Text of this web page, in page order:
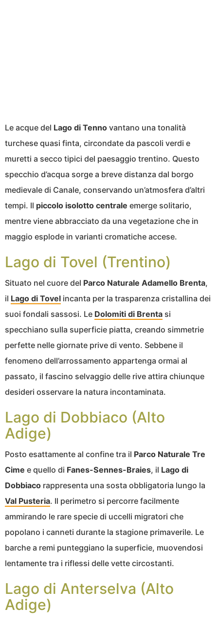
Le acque del Lago di Tenno vantano una tonalità
turchese quasi finta, circondate da pascoli verdi e
muretti a secco tipici del paesaggio trentino. Questo
specchio d’acqua sorge a breve distanza dal borgo
medievale di Canale, conservando un’atmosfera d’altri
tempi. Il piccolo isolotto centrale emerge solitario,
mentre viene abbracciato da una vegetazione che in
maggio esplode in varianti cromatiche accese.
Lago di Tovel (Trentino)
Situato nel cuore del Parco Naturale Adamello Brenta,
il Lago di Tovel incanta per la trasparenza cristallina dei
suoi fondali sassosi. Le Dolomiti di Brenta si
specchiano sulla superficie piatta, creando simmetrie
perfette nelle giornate prive di vento. Sebbene il
fenomeno dell’arrossamento appartenga ormai al
passato, il fascino selvaggio delle rive attira chiunque
desideri osservare la natura incontaminata.
Lago di Dobbiaco (Alto
Adige)
Posto esattamente al confine tra il Parco Naturale Tre
Cime e quello di Fanes-Sennes-Braies, il Lago di
Dobbiaco rappresenta una sosta obbligatoria lungo la
Val Pusteria. Il perimetro si percorre facilmente
ammirando le rare specie di uccelli migratori che
popolano i canneti durante la stagione primaverile. Le
barche a remi punteggiano la superficie, muovendosi
lentamente tra i riflessi delle vette circostanti.
Lago di Anterselva (Alto
Adige)